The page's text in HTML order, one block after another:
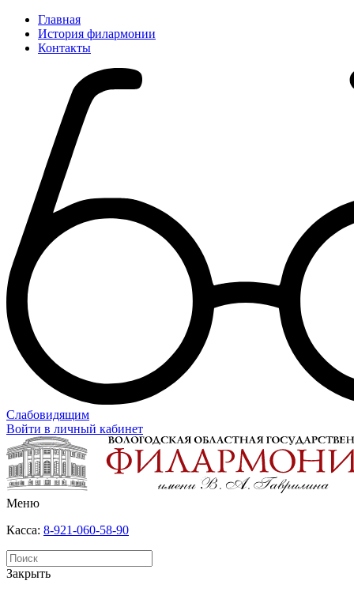
Главная
История филармонии
Контакты
Слабовидящим
Войти в личный кабинет
Меню
Касса: 8-921-060-58-90
Закрыть